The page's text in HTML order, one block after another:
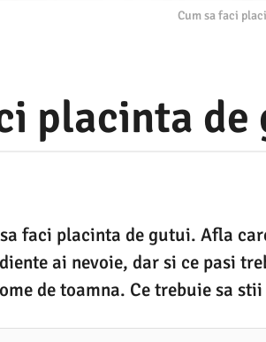
Cum sa faci
placinta
faci placinta de gutui. Afla
ai nevoie, dar si ce pasi
de toamna. Ce trebuie sa